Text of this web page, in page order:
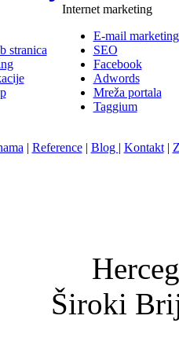
Internet marketing
stranica
E-mail marketing
SEO
Facebook
Adwords
Mreža portala
Taggium
| Reference| Blog | Kontakt|
Široki